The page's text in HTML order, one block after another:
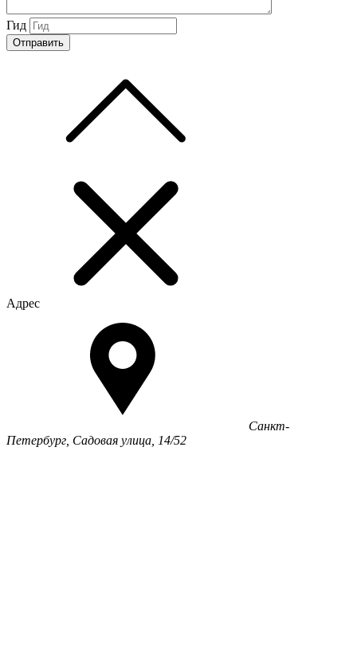
Гид
Адрес
Санкт-
Петербург, Садовая улица, 14/52